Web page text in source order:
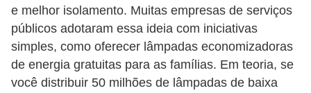
e melhor isolamento. Muitas empresas de serviços
públicos adotaram essa ideia com iniciativas
simples, como oferecer lâmpadas economizadoras
de energia gratuitas para as famílias. Em teoria, se
você distribuir 50 milhões de lâmpadas de baixa